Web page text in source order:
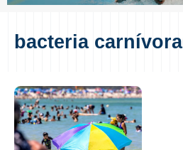
bacteria carnívora